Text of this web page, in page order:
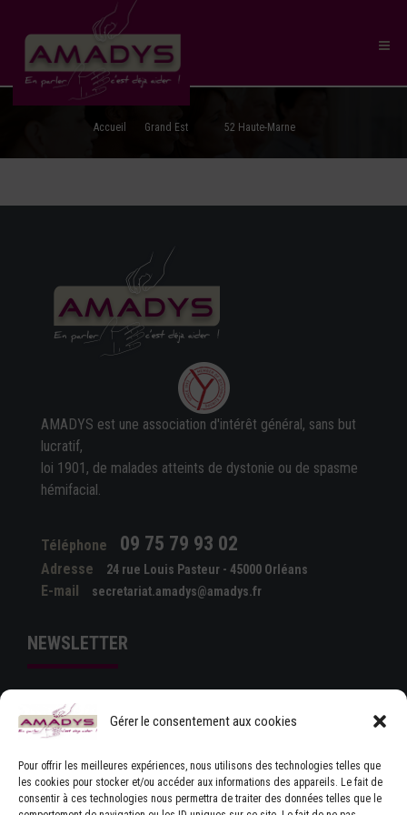
Gérer le consentement aux cookies
Pour offrir les meilleures expériences, nous utilisons des technologies telles que
les cookies pour stocker et/ou accéder aux informations des appareils. Le fait de
consentir à ces technologies nous permettra de traiter des données telles que le
Accueil Grand Est 52 Haute-Marne
AMADYS est une association d'intérêt général, sans but
lucratif,
loi 1901, de malades atteints de dystonie ou de spasme
hémifacial.
Téléphone 09 75 79 93 02
Adresse 24 rue Louis Pasteur - 45000 Orléans
E-mail secretariat.amadys@amadys.fr
NEWSLETTER